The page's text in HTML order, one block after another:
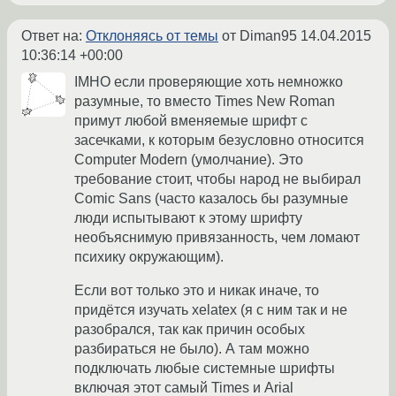
Ответ на: Отклоняясь от темы от Diman95 14.04.2015
10:36:14 +00:00
IMHO если проверяющие хоть немножко
разумные, то вместо Times New Roman
примут любой вменяемые шрифт с
засечками, к которым безусловно относится
Computer Modern (умолчание). Это
требование стоит, чтобы народ не выбирал
Comic Sans (часто казалось бы разумные
люди испытывают к этому шрифту
необъяснимую привязанность, чем ломают
психику окружающим).
Если вот только это и никак иначе, то
придётся изучать xelatex (я с ним так и не
разобрался, так как причин особых
разбираться не было). А там можно
подключать любые системные шрифты
включая этот самый Times и Arial